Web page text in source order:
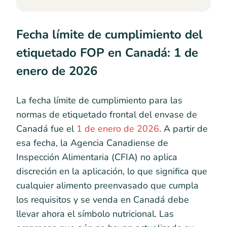
Fecha límite de cumplimiento del
etiquetado FOP en Canadá: 1 de
enero de 2026
La fecha límite de cumplimiento para las
normas de etiquetado frontal del envase de
Canadá fue el 1 de enero de 2026. A partir de
esa fecha, la Agencia Canadiense de
Inspección Alimentaria (CFIA) no aplica
discreción en la aplicación, lo que significa que
cualquier alimento preenvasado que cumpla
los requisitos y se venda en Canadá debe
llevar ahora el símbolo nutricional. Las